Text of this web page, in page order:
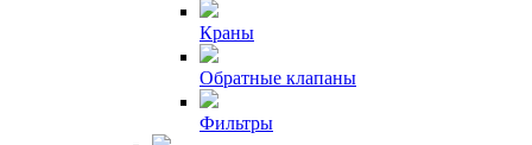
Краны
Обратные клапаны
Фильтры